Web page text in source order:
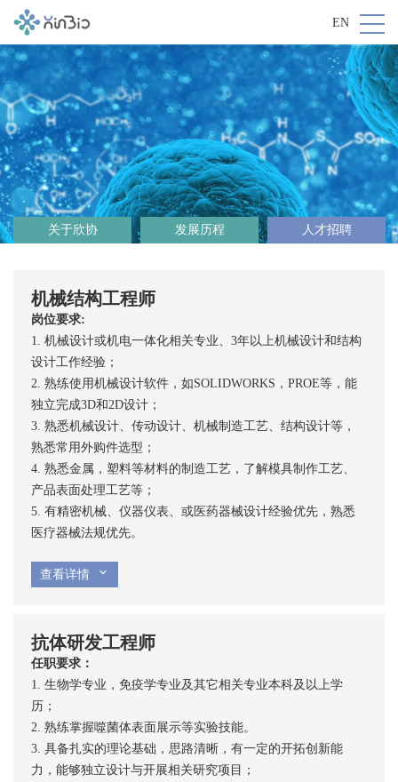
EN
关于欣协 发展历程 人才招聘
机械结构工程师
岗位要求:
1. 机械设计或机电一体化相关专业、3年以上机械设计和结构
设计工作经验；
2. 熟练使用机械设计软件，如SOLIDWORKS，PROE等，能
独立完成3D和2D设计；
3. 熟悉机械设计、传动设计、机械制造工艺、结构设计等，
熟悉常用外购件选型；
4. 熟悉金属，塑料等材料的制造工艺，了解模具制作工艺、
产品表面处理工艺等；
5. 有精密机械、仪器仪表、或医药器械设计经验优先，熟悉
医疗器械法规优先。
查看详情
抗体研发工程师
任职要求：
1. 生物学专业，免疫学专业及其它相关专业本科及以上学
历；
2. 熟练掌握噬菌体表面展示等实验技能。
3. 具备扎实的理论基础，思路清晰，有一定的开拓创新能
力，能够独立设计与开展相关研究项目；